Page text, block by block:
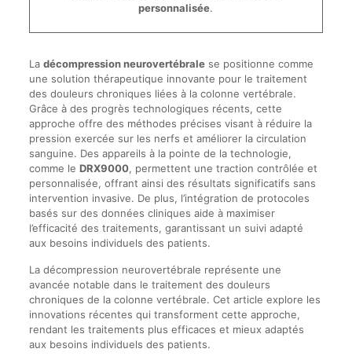
personnalisée.
La décompression neurovertébralese positionne comme
une solution thérapeutique innovante pour le traitement
des douleurs chroniques liées à la colonne vertébrale.
Grâce à des progrès technologiques récents, cette
approche offre des méthodes précises visant à réduire la
pression exercée sur les nerfs et améliorer la circulation
sanguine. Des appareils à la pointe de la technologie,
comme le DRX9000, permettent une traction contrôlée et
personnalisée, offrant ainsi des résultats significatifs sans
intervention invasive. De plus, l’intégration de protocoles
basés sur des données cliniques aide à maximiser
l’efficacité des traitements, garantissant un suivi adapté
aux besoins individuels des patients.
La décompression neurovertébrale représente une
avancée notable dans le traitement des douleurs
chroniques de la colonne vertébrale. Cet article explore les
innovations récentes qui transforment cette approche,
rendant les traitements plus efficaces et mieux adaptés
aux besoins individuels des patients.